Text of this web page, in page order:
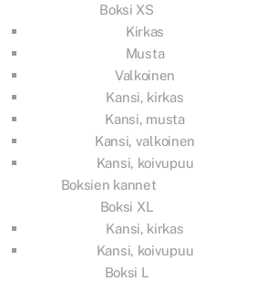
Boksi XS
Kirkas
Musta
Valkoinen
Kansi, kirkas
Kansi, musta
Kansi, valkoinen
Kansi, koivupuu
Boksien kannet
Boksi XL
Kansi, kirkas
Kansi, koivupuu
Boksi L